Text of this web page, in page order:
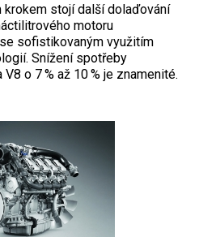
krokem stojí další dolaďování
motoru
sofistikovaným využitím
Snížení spotřeby
o 7 % až 10 % je znamenité.